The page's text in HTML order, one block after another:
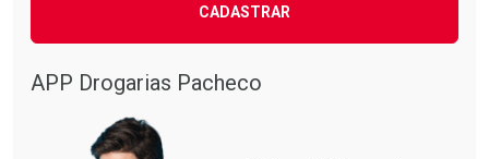
CADASTRAR
APP Drogarias Pacheco